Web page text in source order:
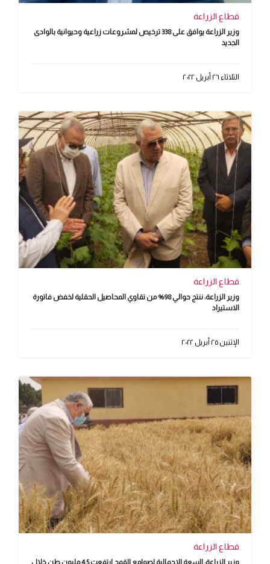
قطاع الزراعة
وزير الزراعة يوافق على 338 ترخيص لمشروعات زراعية وحيوانية بالوادى
الجديد
الثلاثاء ٢٦ أبريل ٢٠٢٢
قطاع الزراعة
وزير الزراعة: ننتج حوالي 98% من تقاوي المحاصيل الحقلية لخفض فاتورة
الاستيراد
الإثنين ٢٥ أبريل ٢٠٢٢
قطاع الزراعة
وزير الزراعة: السعة الإجمالية لصوامع القمح ارتفعت 4.5 مليون طن خلال